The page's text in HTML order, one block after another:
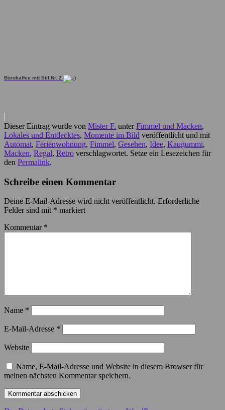
Bürokaffee mit Stil Nr. 2
Dieser Eintrag wurde von Mister F. unterFimmel und Macken,
Lokales und Entdecktes, Momente im Bild veröffentlicht und mit
Automat, Ferienwohnung, Fimmel, Gesehen, Idee, Kaugummi,
Macken, Regal, Retro verschlagwortet. Setze ein Lesezeichen für
den Permalink.
Schreibe einen Kommentar
Deine E-Mail-Adresse wird nicht veröffentlicht. Erforderliche
Felder sind mit * markiert
Kommentar *
Name *
E-Mail-Adresse *
Website
Name, E-Mail-Adresse und Website in diesem Browser für
meinen nächsten Kommentar speichern.